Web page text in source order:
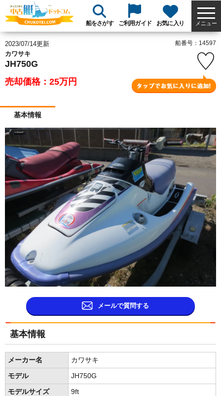
船をさがす ご利用ガイド お気に入り メニュー
2023/07/14更新
カワサキ
JH750G
売却価格：25万円
船番号：14597
基本情報
メールで質問する
基本情報
メーカー名 カワサキ
モデル JH750G
モデルサイズ 9ft